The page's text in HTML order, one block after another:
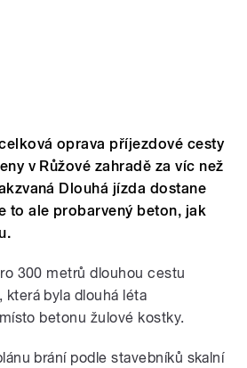
oprava příjezdové cesty
v Růžové zahradě za víc než
Dlouhá jízda dostane
to ale probarvený beton, jak
300 metrů dlouhou cestu
byla dlouhá léta
betonu žulové kostky.
brání podle stavebníků skalní